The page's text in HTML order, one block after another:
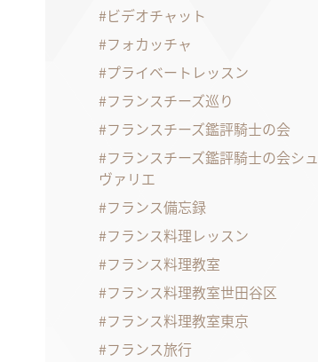
ビデオチャット
フォカッチャ
プライベートレッスン
フランスチーズ巡り
フランスチーズ鑑評騎士の会
フランスチーズ鑑評騎士の会シュ
ヴァリエ
フランス備忘録
フランス料理レッスン
フランス料理教室
フランス料理教室世田谷区
フランス料理教室東京
フランス旅行